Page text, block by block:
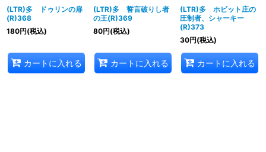
(LTR)多 ドゥリンの扉
(R)368
180円(税込)
カートに入れる
(LTR)多 誓言破りし者
の王(R)369
80円(税込)
カートに入れる
(LTR)多 ホビット庄の
圧制者、シャーキー
(R)373
30円(税込)
カートに入れる